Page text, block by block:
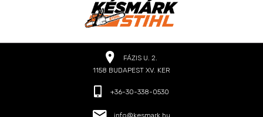
FÁZIS U. 2.
1158 BUDAPEST XV. KER
+36-30-338-0530